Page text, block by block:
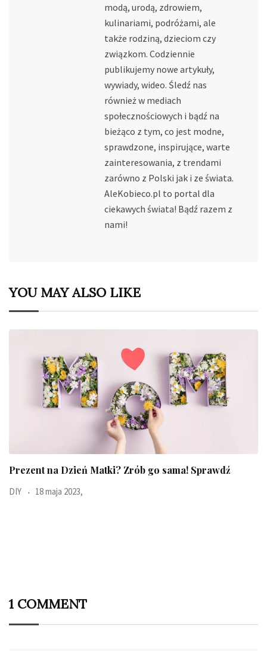
modą, urodą, zdrowiem,
kulinariami, podróżami, ale
także rodziną, dzieciom czy
związkom. Codziennie
publikujemy nowe artykuły,
wywiady, wideo. Śledź nas
również w mediach
społecznościowych i bądź na
bieżąco z tym, co jest modne,
sprawdzone, inspirujące, warte
zainteresowania, z trendami
zarówno z Polski jak i ze świata.
AleKobieco.pl to portal dla
ciekawych świata! Bądź razem z
nami!
YOU MAY ALSO LIKE
Prezent na Dzień Matki? Zrób go sama! Sprawdź
DIY 18 maja 2023,
1 COMMENT